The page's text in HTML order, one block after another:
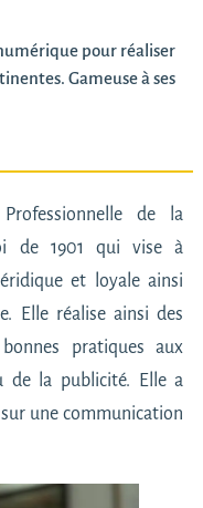
pour réaliser
Gameuse à ses
Professionnelle de la
de 1901 qui vise à
et loyale ainsi
Elle réalise ainsi des
pratiques aux
de la publicité. Elle a
une communication